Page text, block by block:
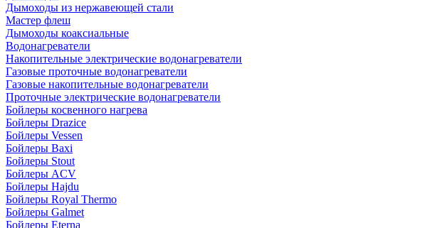
Дымоходы из нержавеющей стали
Мастер флеш
Дымоходы коаксиальные
Водонагреватели
Накопительные электрические водонагреватели
Газовые проточные водонагреватели
Газовые накопительные водонагреватели
Проточные электрические водонагреватели
Бойлеры косвенного нагрева
Бойлеры Drazice
Бойлеры Vessen
Бойлеры Baxi
Бойлеры Stout
Бойлеры ACV
Бойлеры Hajdu
Бойлеры Royal Thermo
Бойлеры Galmet
Бойлеры Eterna